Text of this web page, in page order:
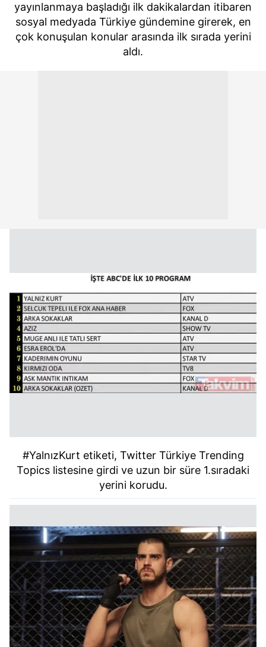
yayınlanmaya başladığı ilk dakikalardan itibaren
sosyal medyada Türkiye gündemine girerek, en
çok konuşulan konular arasında ilk sırada yerini
aldı.
#YalnızKurt etiketi, Twitter Türkiye Trending
Topics listesine girdi ve uzun bir süre 1.sıradaki
yerini korudu.